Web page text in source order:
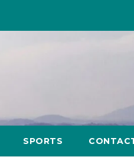
SPORTS